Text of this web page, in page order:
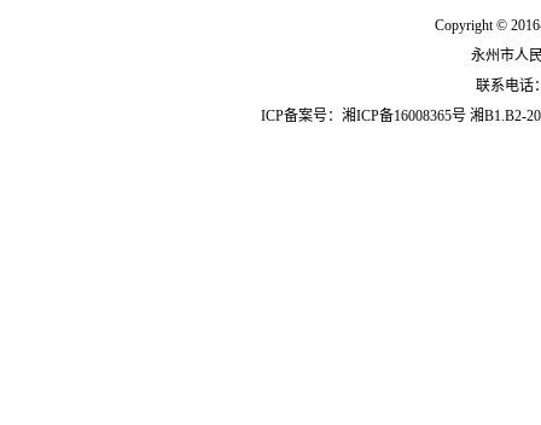
Copyright ©
永州市人
联系电话
ICP备案号： 湘ICP备16008365号 湘B1.B2-